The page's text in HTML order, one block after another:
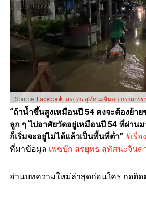
Source: Facebook: สรยุทธ สุทัศนะจินดา กรรมกรข่
“ถ้าน้ำขึ้นสูงเหมือนปี 54 คงจะต้องย้า
ลูก ๆ ไปอาศัยวัดอยู่เหมือนปี 54 ที่ผ่าน
ก็เริ่มจะอยู่ไม่ได้แล้วเป็นพื้นที่ต่ำ” #เรื่อ
ที่มาข้อมูล เฟซบุ๊ก สรยุทธ สุทัศนะจินด
อ่านบทความใหม่ล่าสุดก่อนใคร กดติดต